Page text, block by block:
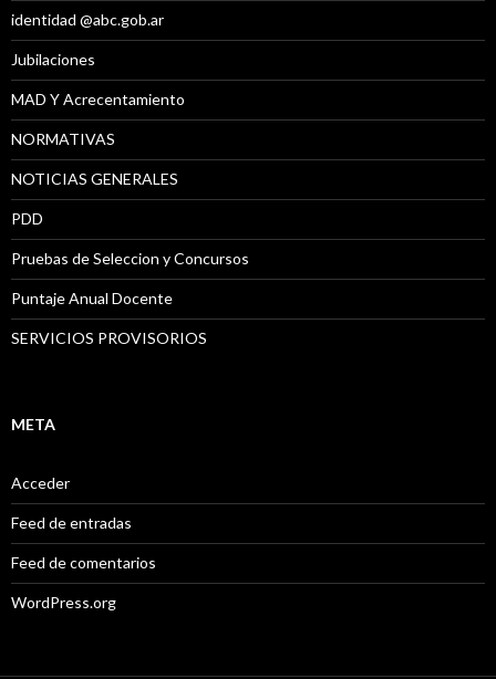
identidad @abc.gob.ar
Jubilaciones
MAD Y Acrecentamiento
NORMATIVAS
NOTICIAS GENERALES
PDD
Pruebas de Seleccion y Concursos
Puntaje Anual Docente
SERVICIOS PROVISORIOS
META
Acceder
Feed de entradas
Feed de comentarios
WordPress.org